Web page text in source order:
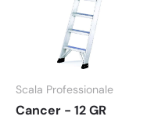
Scala Professionale
Cancer - 12 GR